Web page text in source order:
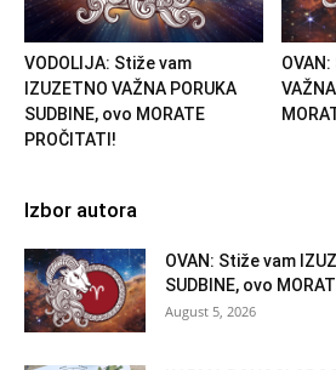
VODOLIJA: Stiže vam
IZUZETNO VAŽNA PORUKA
SUDBINE, ovo MORATE
PROČITATI!
Izbor autora
OVAN: Stiže vam
SUDBINE, ovo
August 5, 2026